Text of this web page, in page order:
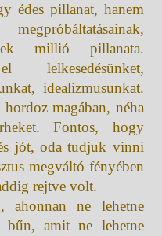
édes pillanat, hanem
millió pillanata.
idealizmusunkat.
magában, néha
Fontos, hogy
jót, oda tudjuk vinni
megváltó fényében
rejtve volt.
ahonnan ne lehetne
bűn, amit ne lehetne